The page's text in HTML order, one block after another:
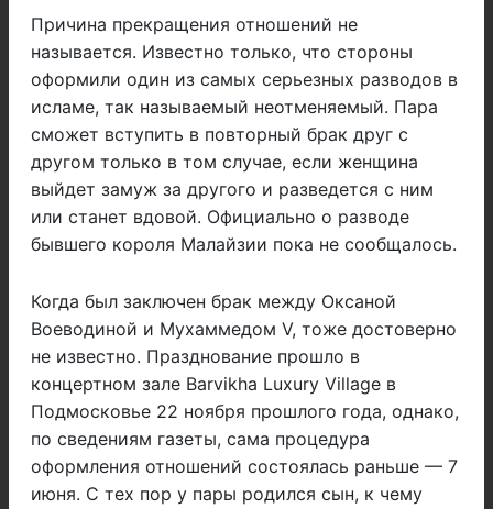
Причина прекращения отношений не
называется. Известно только, что стороны
оформили один из самых серьезных разводов в
исламе, так называемый неотменяемый. Пара
сможет вступить в повторный брак друг с
другом только в том случае, если женщина
выйдет замуж за другого и разведется с ним
или станет вдовой. Официально о разводе
бывшего короля Малайзии пока не сообщалось.
Когда был заключен брак между Оксаной
Воеводиной и Мухаммедом V, тоже достоверно
не известно. Празднование прошло в
концертном зале Barvikha Luxury Village в
Подмосковье 22 ноября прошлого года, однако,
по сведениям газеты, сама процедура
оформления отношений состоялась раньше — 7
июня. С тех пор у пары родился сын, к чему